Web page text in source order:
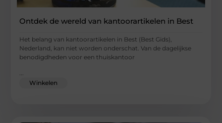
Ontdek de wereld van kantoorartikelen in Best
Het belang van kantoorartikelen in Best (Best Gids),
Nederland, kan niet worden onderschat. Van de dagelijkse
benodigdheden voor een thuiskantoor
...
Winkelen